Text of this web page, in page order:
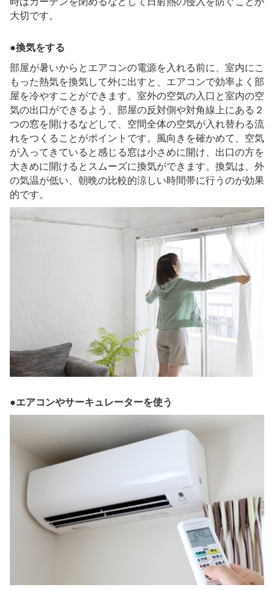
大切です。
●換気をする
部屋が暑いからとエアコンの電源を入れる前に、室内にこ
もった熱気を換気して外に出すと、エアコンで効率よく部
屋を冷やすことができます。室外の空気の入口と室内の空
気の出口ができるよう、部屋の反対側や対角線上にある２
つの窓を開けるなどして、空間全体の空気が入れ替わる流
れをつくることがポイントです。風向きを確かめて、空気
が入ってきていると感じる窓は小さめに開け、出口の方を
大きめに開けるとスムーズに換気ができます。換気は、外
の気温が低い、朝晩の比較的涼しい時間帯に行うのが効果
的です。
●エアコンやサーキュレーターを使う